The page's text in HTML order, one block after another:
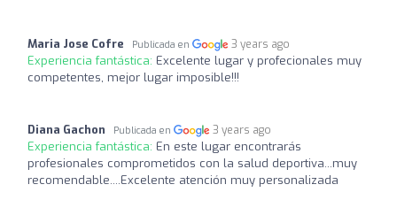
Maria Jose Cofre Publicada en 3 years ago
Experiencia fantástica: Excelente lugar y profecionales muy
competentes, mejor lugar imposible!!!
Diana Gachon Publicada en 3 years ago
Experiencia fantástica: En este lugar encontrarás
profesionales comprometidos con la salud deportiva...muy
recomendable....Excelente atención muy personalizada